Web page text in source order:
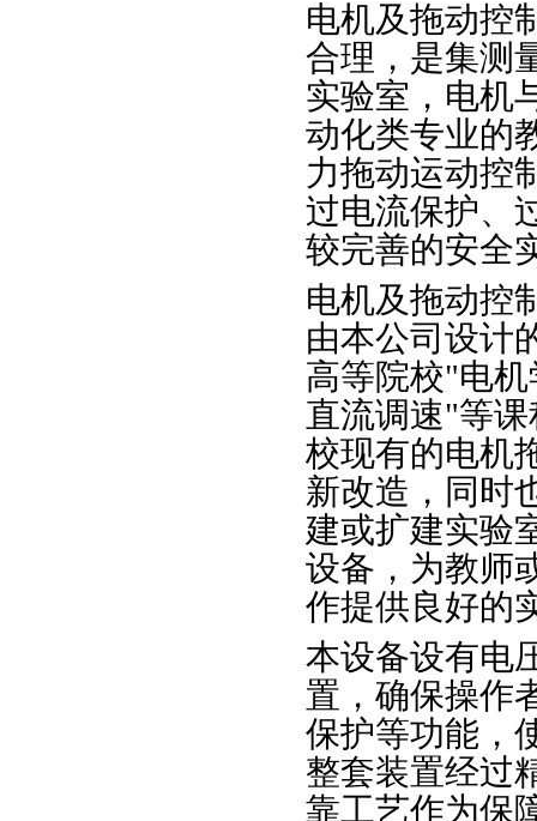
电机及拖动控
合理，是集测
实验室，电机
动化类专业的
力拖动运动控
过电流保护、
较完善的安全
电机及拖动控
由本公司设计
高等院校"电
直流调速"等
校现有的电机
新改造，同时
建或扩建实验
设备，为教师
作提供良好的
本设备设有电
置，确保操作
保护等功能，
整套装置经过
靠工艺作为保